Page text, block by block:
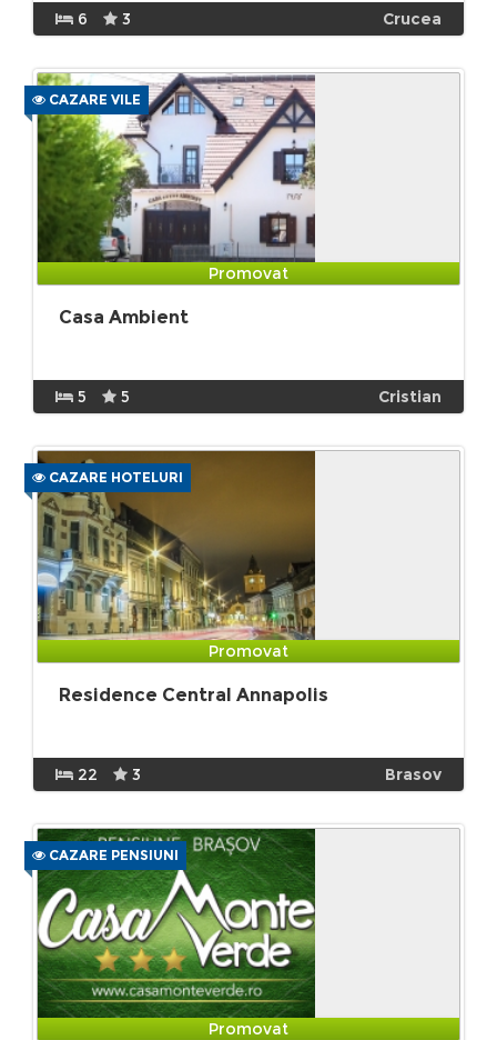
6 3 Crucea
CAZARE VILE
Promovat
Casa Ambient
5 5 Cristian
CAZARE HOTELURI
Promovat
Residence Central Annapolis
22 3 Brasov
CAZARE PENSIUNI
Promovat